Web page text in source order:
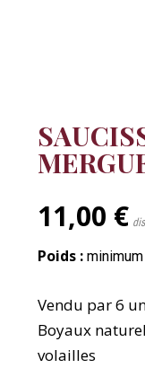
11,00 €
Poids :
Vendu par 6
Boyaux
volailles